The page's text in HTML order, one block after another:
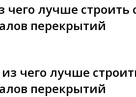
чего лучше
перекрытий
чего лучше
перекрытий